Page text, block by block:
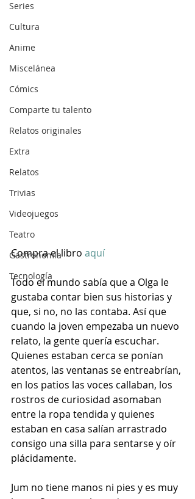
Series
Cultura
Anime
Miscelánea
Cómics
Comparte tu talento
Relatos originales
Extra
Relatos
Trivias
Videojuegos
Teatro
Gastronomía
Tecnología
Compra el libro aquí
Todo el mundo sabía que a Olga le
gustaba contar bien sus historias y
que, si no, no las contaba. Así que
cuando la joven empezaba un nuevo
relato, la gente quería escuchar.
Quienes estaban cerca se ponían
atentos, las ventanas se entreabrían,
en los patios las voces callaban, los
rostros de curiosidad asomaban
entre la ropa tendida y quienes
estaban en casa salían arrastrado
consigo una silla para sentarse y oír
plácidamente.
Jum no tiene manos ni pies y es muy